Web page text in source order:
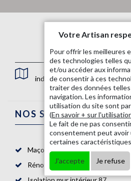
indisponible
NOS SERVICES
Maçon 87
Rénovation salle de bain 87
Votre Artisan
Pour offrir les meilleures
des technologies telles
et/ou accéder aux
de consentir à ces
traiter des données
navigation. Les
utilisation du site sont
(En savoir + sur
Le fait de ne pas
consentement peut
certaines
J'accepte Je refuse